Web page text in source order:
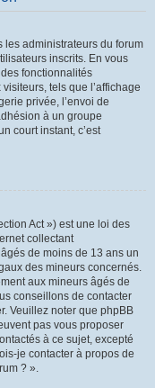
les administrateurs du forum
inscrits. En vous
fonctionnalités
tels que l’affichage
privée, l’envoi de
à un groupe
court instant, c’est
Act ») est une loi des
collectant
de moins de 13 ans un
des mineurs concernés.
aux mineurs âgés de
conseillons de contacter
Veuillez noter que phpBB
pas vous proposer
à ce sujet, excepté
je contacter à propos de
? ».